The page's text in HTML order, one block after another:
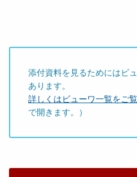
添付資料を見るためにはビ
あります。
詳しくはビューワ一覧をご覧
で開きます。）